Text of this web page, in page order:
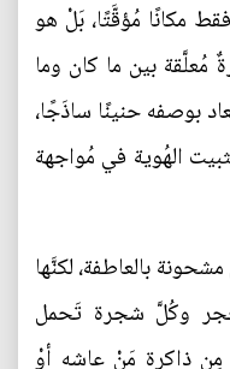
مكانًا مُؤقَّتًا، بَلْ هو
مُعلَّقة بين ما كان وما
بوصفه حنينًا ساذَجًا،
الهُوية في مُواجهة
بالعاطفة، لكنَّها
وكُلَّ شجرة تَحمل
مِن ذاكرة مَنْ عاشه أوْ